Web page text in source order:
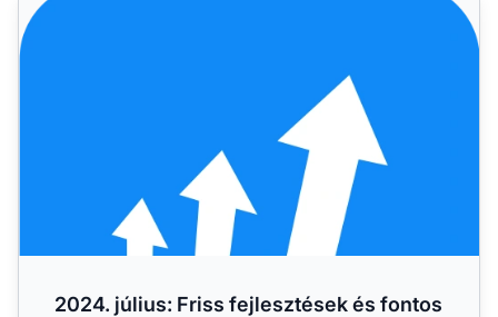
2024. július: Friss fejlesztések és fontos